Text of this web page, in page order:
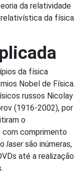
da relatividade
relativística da física
da física
Nobel de Física.
russos Nicolay
(1916-2002), por
o
comprimento
lasersão inúmeras,
até a realização